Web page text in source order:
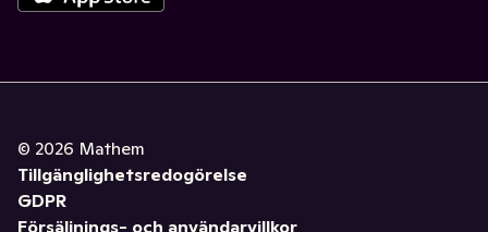
© 2026 Mathem
Tillgänglighetsredogörelse
GDPR
Försäljnings- och användarvillkor